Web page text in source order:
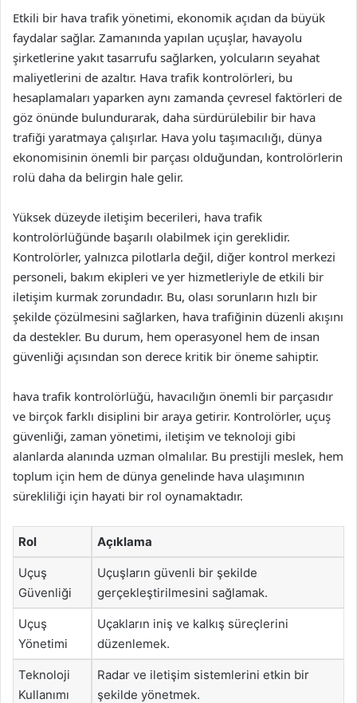
Etkili bir hava trafik yönetimi, ekonomik açıdan da büyük
faydalar sağlar. Zamanında yapılan uçuşlar, havayolu
şirketlerine yakıt tasarrufu sağlarken, yolcuların seyahat
maliyetlerini de azaltır. Hava trafik kontrolörleri, bu
hesaplamaları yaparken aynı zamanda çevresel faktörleri de
göz önünde bulundurarak, daha sürdürülebilir bir hava
trafiği yaratmaya çalışırlar. Hava yolu taşımacılığı, dünya
ekonomisinin önemli bir parçası olduğundan, kontrolörlerin
rolü daha da belirgin hale gelir.
Yüksek düzeyde iletişim becerileri, hava trafik
kontrolörlüğünde başarılı olabilmek için gereklidir.
Kontrolörler, yalnızca pilotlarla değil, diğer kontrol merkezi
personeli, bakım ekipleri ve yer hizmetleriyle de etkili bir
iletişim kurmak zorundadır. Bu, olası sorunların hızlı bir
şekilde çözülmesini sağlarken, hava trafiğinin düzenli akışını
da destekler. Bu durum, hem operasyonel hem de insan
güvenliği açısından son derece kritik bir öneme sahiptir.
hava trafik kontrolörlüğü, havacılığın önemli bir parçasıdır
ve birçok farklı disiplini bir araya getirir. Kontrolörler, uçuş
güvenliği, zaman yönetimi, iletişim ve teknoloji gibi
alanlarda alanında uzman olmalılar. Bu prestijli meslek, hem
toplum için hem de dünya genelinde hava ulaşımının
sürekliliği için hayati bir rol oynamaktadır.
Rol Açıklama
Uçuş
Güvenliği
Uçuşların güvenli bir şekilde
gerçekleştirilmesini sağlamak.
Uçuş
Yönetimi
Uçakların iniş ve kalkış süreçlerini
düzenlemek.
Teknoloji
Kullanımı
Radar ve iletişim sistemlerini etkin bir
şekilde yönetmek.